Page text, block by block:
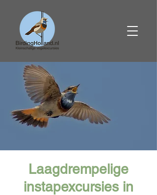
Laagdrempelige
instapexcursies in